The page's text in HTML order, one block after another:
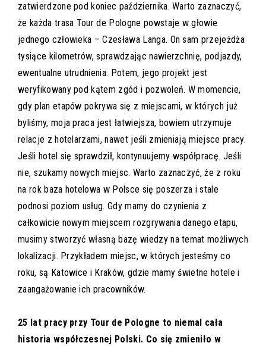
zatwierdzone pod koniec października. Warto zaznaczyć,
że każda trasa Tour de Pologne powstaje w głowie
jednego człowieka – Czesława Langa. On sam przejeżdża
tysiące kilometrów, sprawdzając nawierzchnię, podjazdy,
ewentualne utrudnienia. Potem, jego projekt jest
weryfikowany pod kątem zgód i pozwoleń. W momencie,
gdy plan etapów pokrywa się z miejscami, w których już
byliśmy, moja praca jest łatwiejsza, bowiem utrzymuje
relacje z hotelarzami, nawet jeśli zmieniają miejsce pracy.
Jeśli hotel się sprawdził, kontynuujemy współpracę. Jeśli
nie, szukamy nowych miejsc. Warto zaznaczyć, że z roku
na rok baza hotelowa w Polsce się poszerza i stale
podnosi poziom usług. Gdy mamy do czynienia z
całkowicie nowym miejscem rozgrywania danego etapu,
musimy stworzyć własną bazę wiedzy na temat możliwych
lokalizacji. Przykładem miejsc, w których jesteśmy co
roku, są Katowice i Kraków, gdzie mamy świetne hotele i
zaangażowanie ich pracowników.
25 lat pracy przy Tour de Pologne to niemal cała
historia współczesnej Polski. Co się zmieniło w